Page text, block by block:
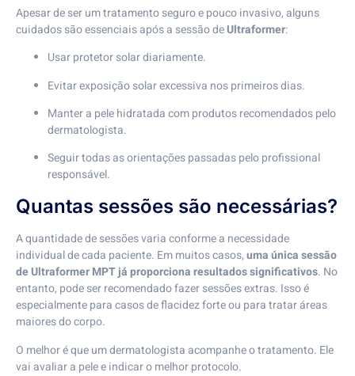
Apesar de ser um tratamento seguro e pouco invasivo, alguns
cuidados são essenciais após a sessão deUltraformer:
Usar protetor solar diariamente.
Evitar exposição solar excessiva nos primeiros dias.
Manter a pele hidratada com produtos recomendados pelo
dermatologista.
Seguir todas as orientações passadas pelo profissional
responsável.
Quantas sessões são necessárias?
A quantidade de sessões varia conforme a necessidade
individual de cada paciente. Em muitos casos,uma única sessão
de Ultraformer MPT já proporciona resultados significativos. No
entanto, pode ser recomendado fazer sessões extras. Isso é
especialmente para casos de flacidez forte ou para tratar áreas
maiores do corpo.
O melhor é que um dermatologista acompanhe o tratamento. Ele
vai avaliar a pele e indicar o melhor protocolo.